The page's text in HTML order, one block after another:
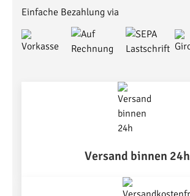
Einfache Bezahlung via
Versand binnen 24h